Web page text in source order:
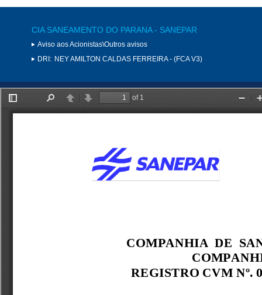
CIA SANEAMENTO DO PARANA - SANEPAR
Aviso aos Acionistas\Outros avisos
DRI: NEY AMILTON CALDAS FERREIRA - (FCA V3)